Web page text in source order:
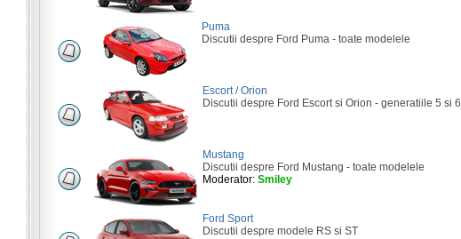
Puma
Discutii despre Ford Puma - toate modelele
Escort / Orion
Discutii despre Ford Escort si Orion - generatiile 5 si 6
Mustang
Discutii despre Ford Mustang - toate modelele
Moderator: Smiley
Ford Sport
Discutii despre modele RS si ST